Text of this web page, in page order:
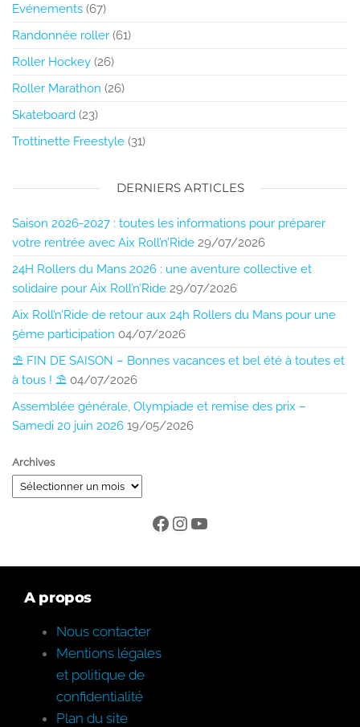
Evénements (67)
Randonnée roller (61)
Roller Hockey (26)
Roller Marathon (26)
Skateboard (23)
Trottinette Freestyle (31)
DERNIERS ARTICLES
Saison 2026-2027 : toutes les informations pour préparer
votre rentrée avec Aix Roll’n’Ride 29/07/2026
24H Rollers du Mans 2026 : une aventure collective et
solidaire pour Aix Roll’n’Ride 29/07/2026
Aix Roll’n’Ride de retour aux 24h Rollers du Mans pour une
5ème participation 04/07/2026
⛱️ FIN DE SAISON – Bonnes vacances et bel été à toutes et
à tous ! ⛱️ 04/07/2026
Assemblée générale, Olympiade et remise des prix –
Samedi 20 juin 2026 19/05/2026
Archives
A propos
Nous contacter
Mentions légales
et politique de
confidentialité
Plan du site